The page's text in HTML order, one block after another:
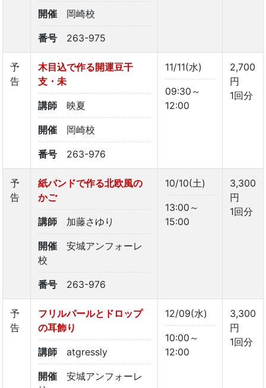
開催 岡崎校
番号 263-975
予
告
木目込で作る開運豆干
支・未
講師 映夏
開催 岡崎校
番号 263-976
11/11(水)
09:30～
12:00
2,700
円
1回分
予
告
紙バンドで作る北欧風の
かご
講師 加藤さゆり
開催
安城アンフォーレ
校
番号 263-976
10/10(土)
13:00～
15:00
3,300
円
1回分
予
告
フリルパールとドロップ
の耳飾り
講師 atgressly
開催
安城アンフォーレ
12/09(水)
10:00～
12:00
3,300
円
1回分